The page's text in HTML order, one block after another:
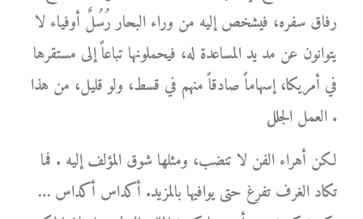
رفاق سفره، فيشخص إليه من وراء البحار رُسُلٌ أوفياء لا
يتوانون عن مد يد المساعدة له، فيحملونها تباعاً إلى مستقرها
في أمريكا، إسهاماً صادقاً منهم في قسط، ولو قليل، من هذا
العمل الجلل .
لكن أهراء الفن لا تنضب، ومثلها شوق المؤلف إليه . فما
تكاد الغرف تفرغ حتى يوافيها بالمزيد. أكداس أكداس …